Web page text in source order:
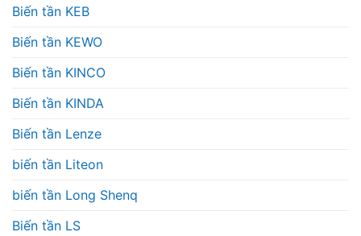
Biến tần KEB
Biến tần KEWO
Biến tần KINCO
Biến tần KINDA
Biến tần Lenze
biến tần Liteon
biến tần Long Shenq
Biến tần LS